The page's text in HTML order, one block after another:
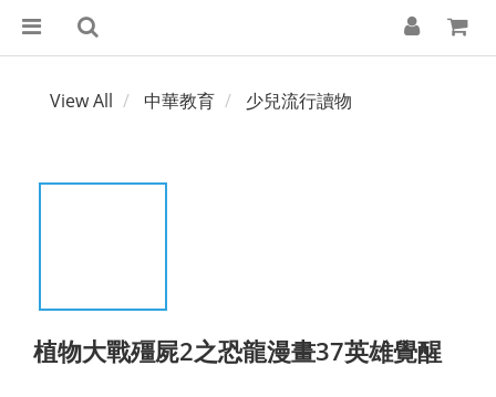
View All 中華教育 少兒流行讀物
植物大戰殭屍2之恐龍漫畫37英雄覺醒